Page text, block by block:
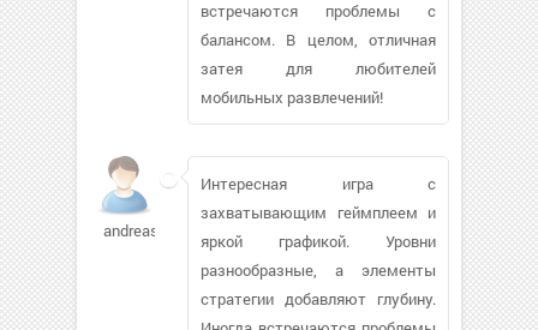
встречаются проблемы с
балансом. В целом, отличная
затея для любителей
мобильных развлечений!
andreask
Интересная игра с
захватывающим геймплеем и
яркой графикой. Уровни
разнообразные, а элементы
стратегии добавляют глубину.